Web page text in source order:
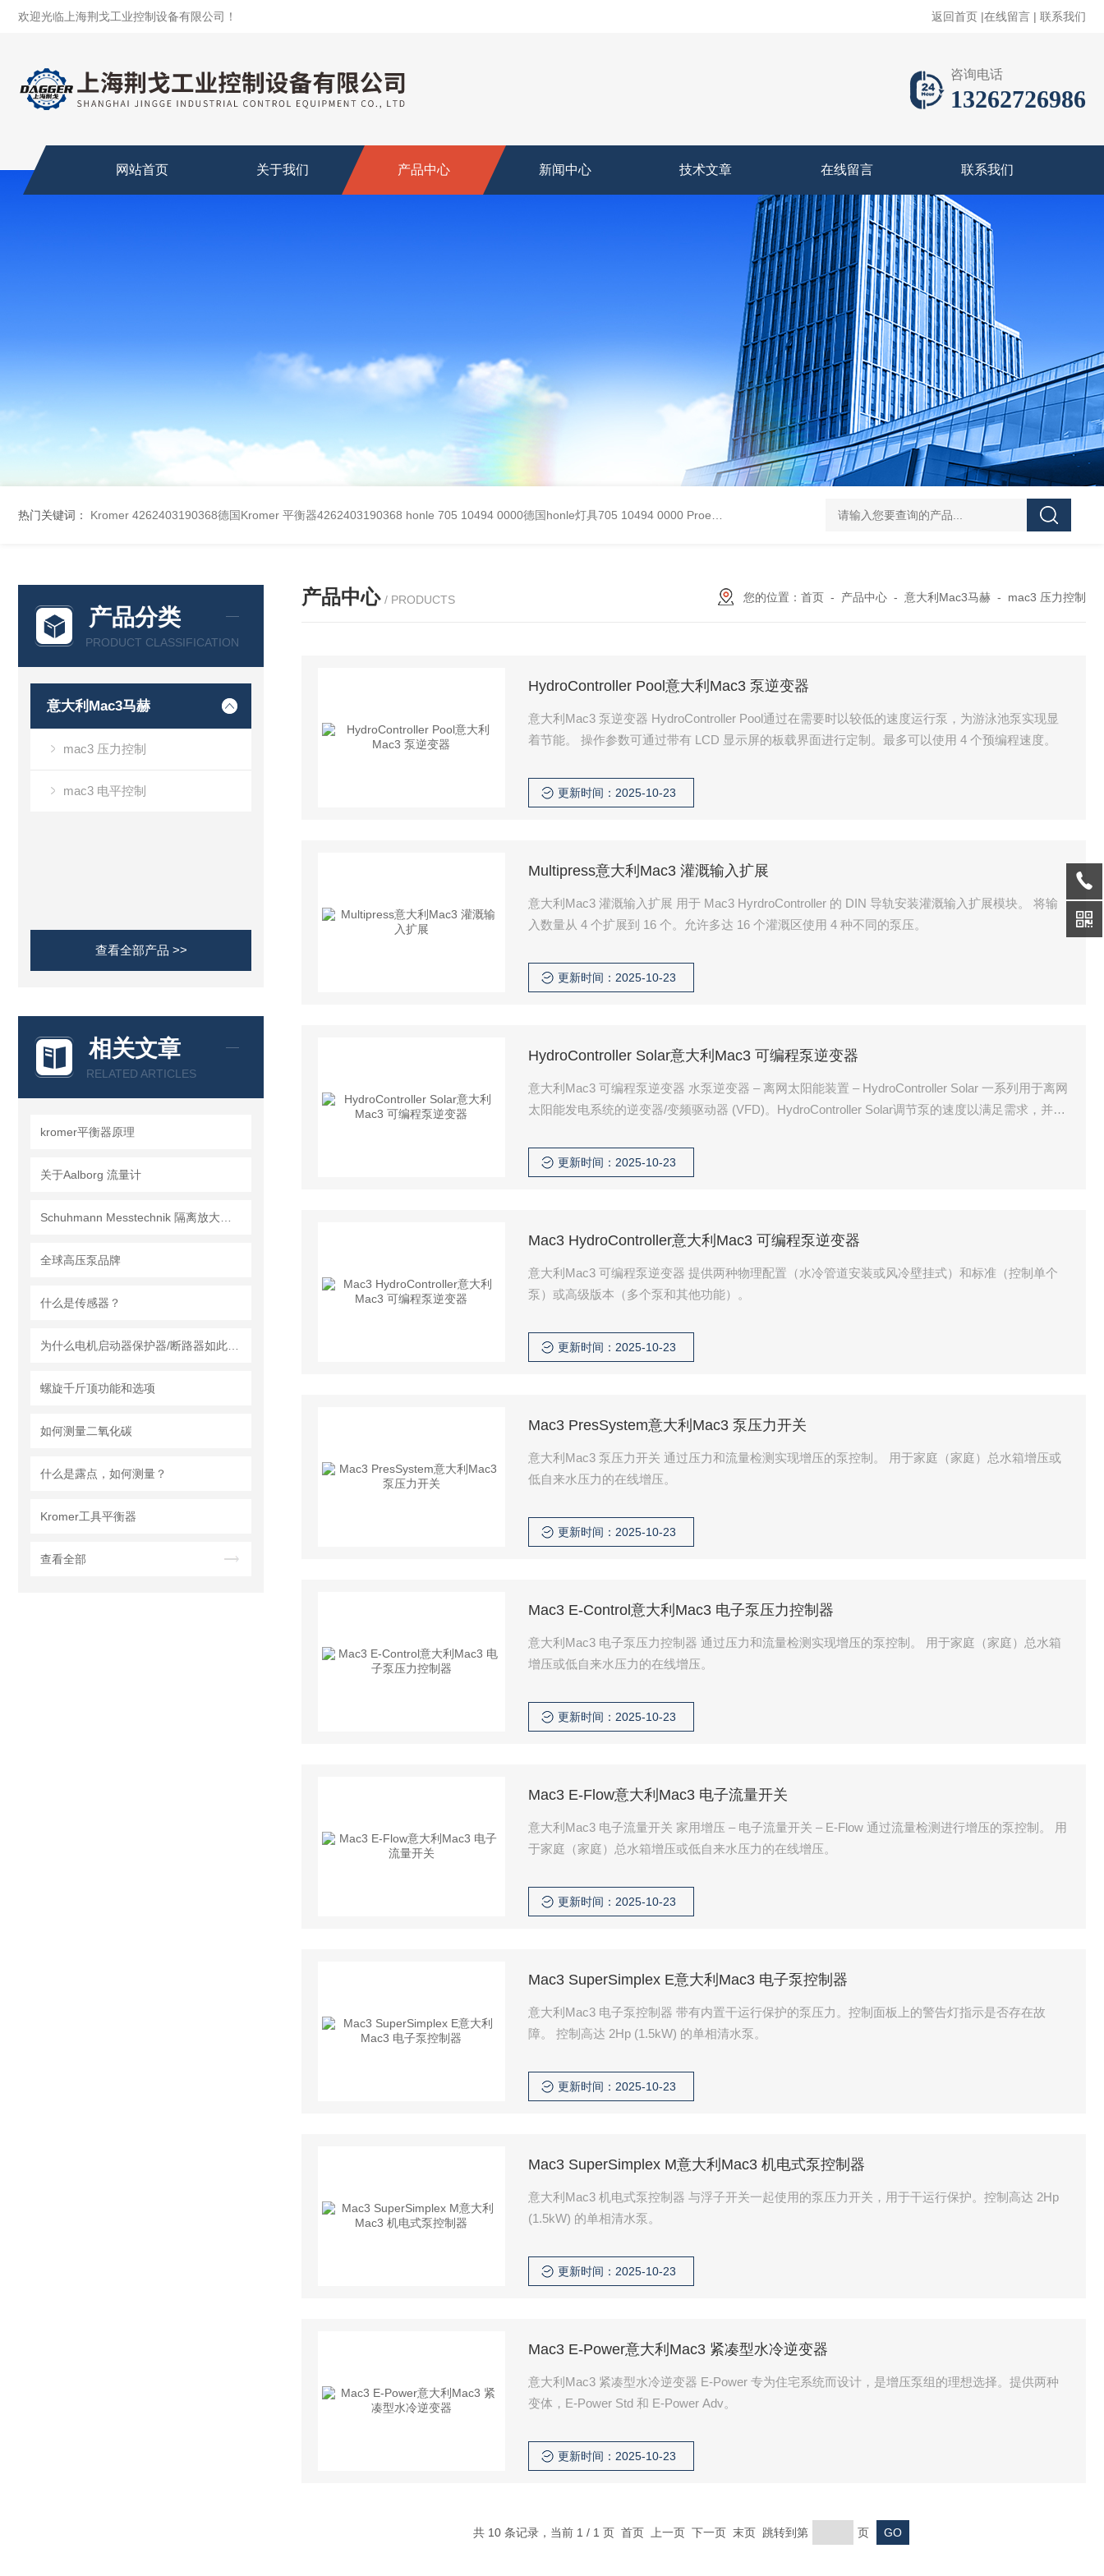
欢迎光临上海荆戈工业控制设备有限公司！ 返回首页 |在线留言 | 联系我们
咨询电话
13262726986
网站首页 关于我们 产品中心 新闻中心 技术文章 在线留言 联系我们
热门关键词： Kromer 4262403190368德国Kromer 平衡器4262403190368 honle 705 10494 0000德国honle灯具705 10494 0000 Proemion wireless 4001德国Proemion模块CANlink wireless 4001 asutec ASU-
产品分类
PRODUCT CLASSIFICATION
意大利Mac3马赫
mac3 压力控制
mac3 电平控制
查看全部产品 >>
相关文章
RELATED ARTICLES
kromer平衡器原理
关于Aalborg 流量计
全球高压泵品牌
什么是传感器？
螺旋千斤顶功能和选项
如何测量二氧化碳
什么是露点，如何测量？
Kromer工具平衡器
查看全部
产品中心 / PRODUCTS 您的位置： 首页 - 产品中心 - 意大利Mac3马赫 - mac3 压力控制
HydroController Pool意大利Mac3 泵逆变器
意大利Mac3 泵逆变器 HydroController Pool通过在需要时以较低的速度运行泵，为游泳池泵实现显
着节能。 操作参数可通过带有 LCD 显示屏的板载界面进行定制。最多可以使用 4 个预编程速度。
更新时间：2025-10-23
Multipress意大利Mac3 灌溉输入扩展
意大利Mac3 灌溉输入扩展 用于 Mac3 HyrdroController 的 DIN 导轨安装灌溉输入扩展模块。 将输
入数量从 4 个扩展到 16 个。允许多达 16 个灌溉区使用 4 种不同的泵压。
更新时间：2025-10-23
HydroController Solar意大利Mac3 可编程泵逆变器
意大利Mac3 可编程泵逆变器 水泵逆变器 – 离网太阳能装置 – HydroController Solar 一系列用于离网
太阳能发电系统的逆变器/变频驱动器 (VFD)。HydroController Solar调节泵的速度以满足需求，并改
更新时间：2025-10-23
Mac3 HydroController意大利Mac3 可编程泵逆变器
意大利Mac3 可编程泵逆变器 提供两种物理配置（水冷管道安装或风冷壁挂式）和标准（控制单个
泵）或高级版本（多个泵和其他功能）。
更新时间：2025-10-23
Mac3 PresSystem意大利Mac3 泵压力开关
意大利Mac3 泵压力开关 通过压力和流量检测实现增压的泵控制。 用于家庭（家庭）总水箱增压或
低自来水压力的在线增压。
更新时间：2025-10-23
Mac3 E-Control意大利Mac3 电子泵压力控制器
意大利Mac3 电子泵压力控制器 通过压力和流量检测实现增压的泵控制。 用于家庭（家庭）总水箱
增压或低自来水压力的在线增压。
更新时间：2025-10-23
Mac3 E-Flow意大利Mac3 电子流量开关
意大利Mac3 电子流量开关 家用增压 – 电子流量开关 – E-Flow 通过流量检测进行增压的泵控制。 用
于家庭（家庭）总水箱增压或低自来水压力的在线增压。
更新时间：2025-10-23
Mac3 SuperSimplex E意大利Mac3 电子泵控制器
意大利Mac3 电子泵控制器 带有内置干运行保护的泵压力。控制面板上的警告灯指示是否存在故
障。 控制高达 2Hp (1.5kW) 的单相清水泵。
更新时间：2025-10-23
Mac3 SuperSimplex M意大利Mac3 机电式泵控制器
意大利Mac3 机电式泵控制器 与浮子开关一起使用的泵压力开关，用于干运行保护。控制高达 2Hp
(1.5kW) 的单相清水泵。
更新时间：2025-10-23
Mac3 E-Power意大利Mac3 紧凑型水冷逆变器
意大利Mac3 紧凑型水冷逆变器 E-Power 专为住宅系统而设计，是增压泵组的理想选择。提供两种
变体，E-Power Std 和 E-Power Adv。
更新时间：2025-10-23
共 10 条记录，当前 1 / 1 页 首页 上一页 下一页 末页 跳转到第 页